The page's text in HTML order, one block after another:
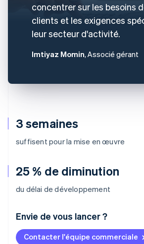
3 semaines
suffisent pour la mise en œuvre
25 % de diminution
du délai de développement
Envie de vous lancer ?
Contacter l'équipe commerciale
concentrer sur les besoins
clients et les exigences
leur secteur d'activité.
Imtiyaz Momin, Associé gérant
Allemagne